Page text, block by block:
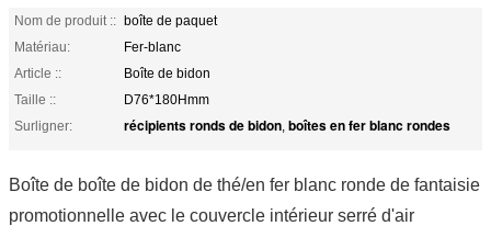
Nom de produit :: boîte de paquet
Matériau:
Fer-blanc
Article ::
Boîte de bidon
Taille ::
D76*180Hmm
Surligner:
récipients ronds de bidon, boîtes en fer blanc rondes
Boîte de boîte de bidon de thé/en fer blanc ronde de fantaisie
promotionnelle avec le couvercle intérieur serré d'air